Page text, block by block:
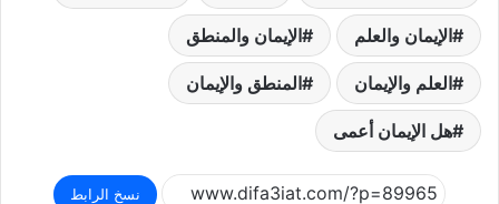
الإيمان والعلم الإيمان والمنطق
العلم والإيمان المنطق والإيمان
هل الإيمان أعمى
نسخ الرابط